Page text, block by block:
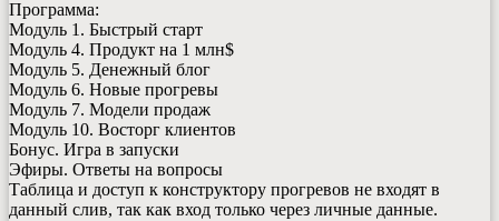
Программа:
Модуль 1. Быстрый старт
Модуль 4. Продукт на 1 млн$
Модуль 5. Денежный блог
Модуль 6. Новые прогревы
Модуль 7. Модели продаж
Модуль 10. Восторг клиентов
Бонус. Игра в запуски
Эфиры. Ответы на вопросы
Таблица и доступ к конструктору прогревов не входят в
данный слив, так как вход только через личные данные.